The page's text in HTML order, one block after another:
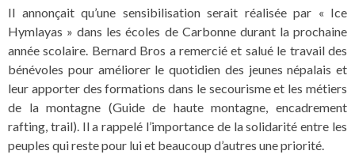
Il annonçait qu’une sensibilisation serait réalisée par « Ice
Hymlayas » dans les écoles de Carbonne durant la prochaine
année scolaire. Bernard Bros a remercié et salué le travail des
bénévoles pour améliorer le quotidien des jeunes népalais et
leur apporter des formations dans le secourisme et les métiers
de la montagne (Guide de haute montagne, encadrement
rafting, trail). Il a rappelé l’importance de la solidarité entre les
peuples qui reste pour lui et beaucoup d’autres une priorité.